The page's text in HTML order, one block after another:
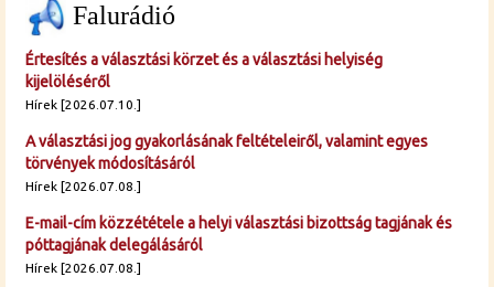
Falurádió
Értesítés a választási körzet és a választási helyiség
kijelöléséről
Hírek [2026.07.10.]
A választási jog gyakorlásának feltételeiről, valamint egyes
törvények módosításáról
Hírek [2026.07.08.]
E-mail-cím közzététele a helyi választási bizottság tagjának és
póttagjának delegálásáról
Hírek [2026.07.08.]